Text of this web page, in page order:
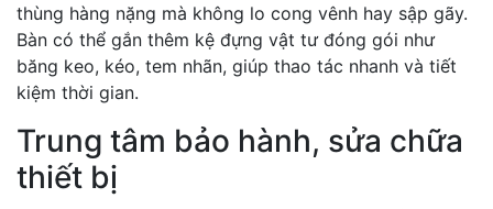
thùng hàng nặng mà không lo cong vênh hay sập gãy.
Bàn có thể gắn thêm kệ đựng vật tư đóng gói như
băng keo, kéo, tem nhãn, giúp thao tác nhanh và tiết
kiệm thời gian.
Trung tâm bảo hành, sửa chữa
thiết bị